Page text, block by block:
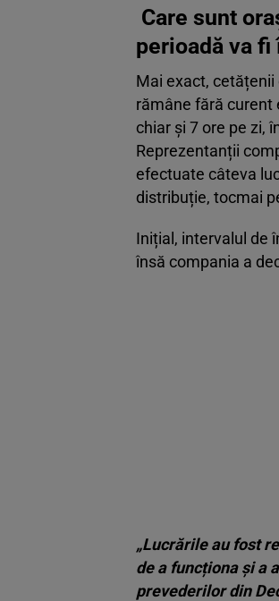
Care sunt
perioadă va
Mai exact, cetățenii
rămâne fără curent
chiar și 7 ore pe zi,
Reprezentanții
efectuate câteva
distribuție, tocmai
Inițial, intervalul de
însă compania a
„Lucrările au fost
de a funcționa și a
prevederilor din